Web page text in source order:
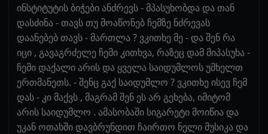
ინსტიტუტის ბიჭები ანძრევს - მპასუხობდა და თან
დასძინა - თავს თუ მოაწონებ ჩემზე ნძრევას
დაანებებ თავს - მართლა ? ვკითხე მე - და შენ რა
იცი , გავაგრძელე ჩემი კითხვა, რაზეც დამ მიპასუხა -
ჩემი დაქალი არის და ყველა საიდუმლოს უმხელთ
ერთმანეთს. - შენც გაქ საიდუმლო ? ვკითხე ისევ ჩემ
დას - კი მაქვს , მაგრამ შენ ეს არ გეხება, იმიტომ
არის საიდუმლო . ამასობაში სიგარეტი მოიწია და
უკან ოთახში დავბრუნდით ჩაირთო ნელი მუსიკა და